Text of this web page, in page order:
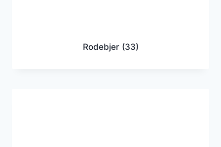
Rodebjer (33)